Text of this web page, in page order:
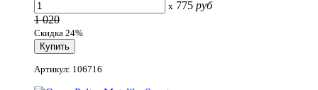
x 775 руб
1 020
Скидка 24%
Артикул: 106716